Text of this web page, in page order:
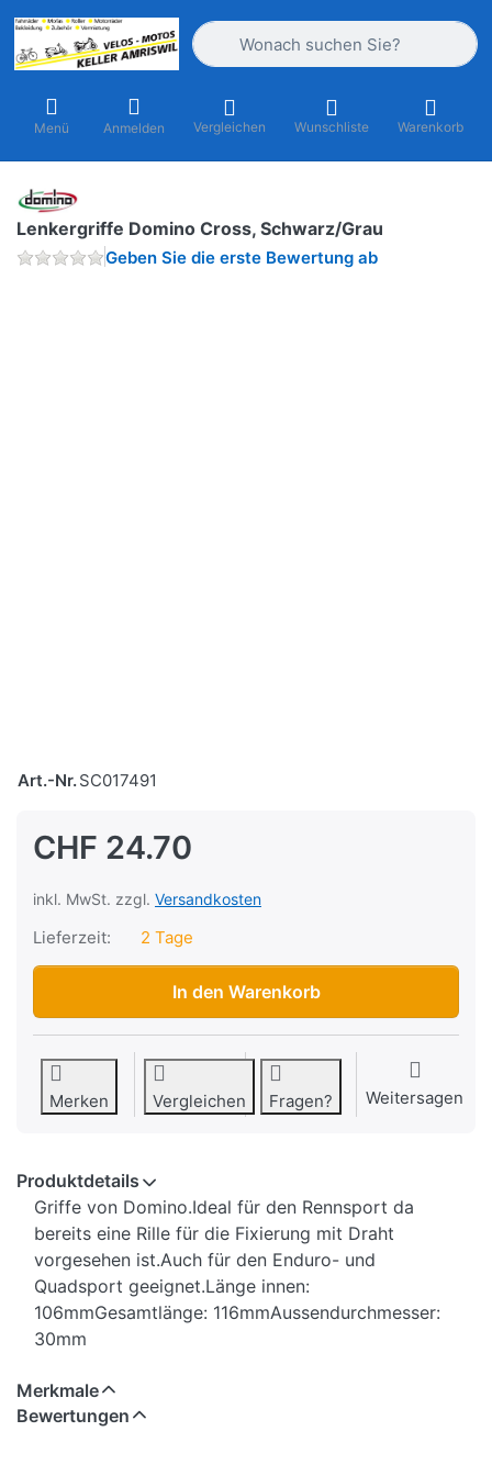
Geben Sie einen Suchbegriff ein.
Menü Anmelden Vergleichen Wunschliste Warenkorb
Lenkergriffe Domino Cross, Schwarz/Grau
Geben Sie die erste Bewertung ab
Art.-Nr.SC017491
CHF 24.70
inkl. MwSt. zzgl. Versandkosten
Lieferzeit:
2 Tage
Lenkergriffe Domino Cross, Schwarz/Grau zu CHF 24.70,
In den Warenkorb
Merken Vergleichen Fragen? Weitersagen
Produktdetails
Griffe von Domino.Ideal für den Rennsport da
bereits eine Rille für die Fixierung mit Draht
vorgesehen ist.Auch für den Enduro- und
Quadsport geeignet.Länge innen:
106mmGesamtlänge: 116mmAussendurchmesser:
30mm
Merkmale
Bewertungen